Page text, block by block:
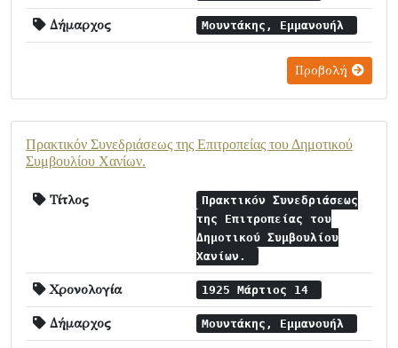
Δήμαρχος Μουντάκης, Εμμανουήλ
Προβολή
Πρακτικόν Συνεδριάσεως της Επιτροπείας του Δημοτικού
Συμβουλίου Χανίων.
Τίτλος
Πρακτικόν Συνεδριάσεως
της Επιτροπείας του
Δημοτικού Συμβουλίου
Χανίων.
Χρονολογία 1925 Μάρτιος 14
Δήμαρχος Μουντάκης, Εμμανουήλ